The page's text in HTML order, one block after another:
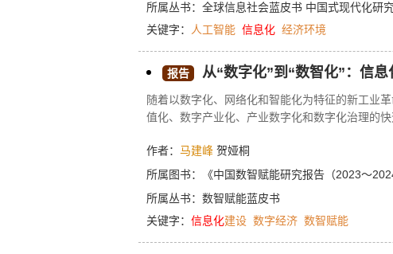
所属丛书： 全球信息社会蓝皮书 中国式现代化研
关键字：
人工智能 信息化 经济环境
报告 从“数字化”到“数智化”：信
随着以数字化、网络化和智能化为特征的新工业
值化、数字产业化、产业数字化和数字化治理的
跃迁，深入探讨了信息化建设与数智赋能的相互
心角色，不仅是数智赋能实现的基础，同时也在
设施以实现数据的即时互通和资源的优化配置。
数据治理、安全和伦理问题，以确保信息化建设
中国式现代化注入强劲动力。
作者： 马建峰 贺娅桐
所属图书：
《中国数智赋能研究报告（2023～
所属丛书： 数智赋能蓝皮书
关键字： 信息化建设 数字经济 数智赋能